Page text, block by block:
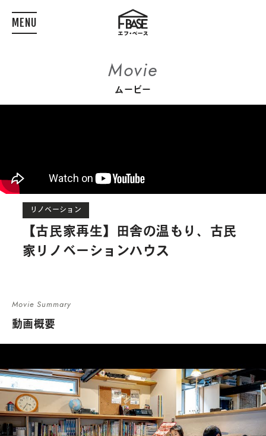
MENU
Movie
ムービー
リノベーション
【古民家再生】田舎の温もり、古民
家リノベーションハウス
Movie Summary
動画概要